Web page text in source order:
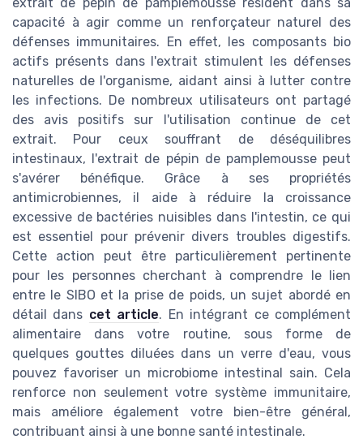
capacité à agir comme un renforçateur naturel des
défenses immunitaires. En effet, les composants bio
actifs présents dans l'extrait stimulent les défenses
naturelles de l'organisme, aidant ainsi à lutter contre
les infections. De nombreux utilisateurs ont partagé
des avis positifs sur l'utilisation continue de cet
extrait. Pour ceux souffrant de déséquilibres
intestinaux, l'extrait de pépin de pamplemousse peut
s'avérer bénéfique. Grâce à ses propriétés
antimicrobiennes, il aide à réduire la croissance
excessive de bactéries nuisibles dans l'intestin, ce qui
est essentiel pour prévenir divers troubles digestifs.
Cette action peut être particulièrement pertinente
pour les personnes cherchant à comprendre le lien
entre le SIBO et la prise de poids, un sujet abordé en
détail dans cet article. En intégrant ce complément
alimentaire dans votre routine, sous forme de
quelques gouttes diluées dans un verre d'eau, vous
pouvez favoriser un microbiome intestinal sain. Cela
renforce non seulement votre système immunitaire,
mais améliore également votre bien-être général,
contribuant ainsi à une bonne santé intestinale.